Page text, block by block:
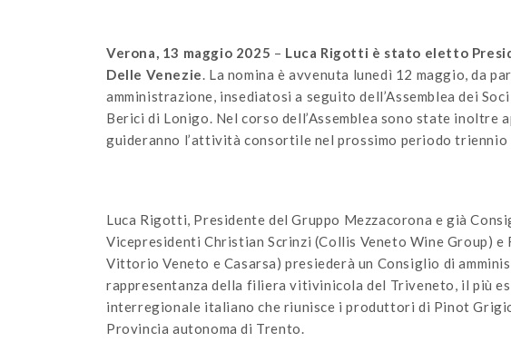
Verona, 13 maggio 2025 – Luca Rigotti è stato eletto
Delle Venezie. La nomina è avvenuta lunedì 12 maggio, da
amministrazione, insediatosi a seguito dell’Assemblea dei
Berici di Lonigo. Nel corso dell’Assemblea sono state inoltre
guideranno l’attività consortile nel prossimo periodo
Luca Rigotti, Presidente del Gruppo Mezzacorona e già
Vicepresidenti Christian Scrinzi (Collis Veneto Wine Group)
Vittorio Veneto e Casarsa) presiederà un Consiglio di
rappresentanza della filiera vitivinicola del Triveneto, il più
interregionale italiano che riunisce i produttori di Pinot
Provincia autonoma di Trento.